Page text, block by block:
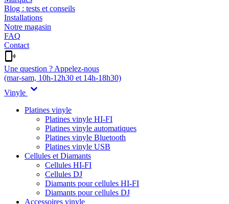
Blog : tests et conseils
Installations
Notre magasin
FAQ
Contact
Une question ? Appelez-nous
(mar-sam, 10h-12h30 et 14h-18h30)
Vinyle
Platines vinyle
Platines vinyle HI-FI
Platines vinyle automatiques
Platines vinyle Bluetooth
Platines vinyle USB
Cellules et Diamants
Cellules HI-FI
Cellules DJ
Diamants pour cellules HI-FI
Diamants pour cellules DJ
Accessoires vinyle